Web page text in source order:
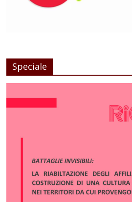
Speciale